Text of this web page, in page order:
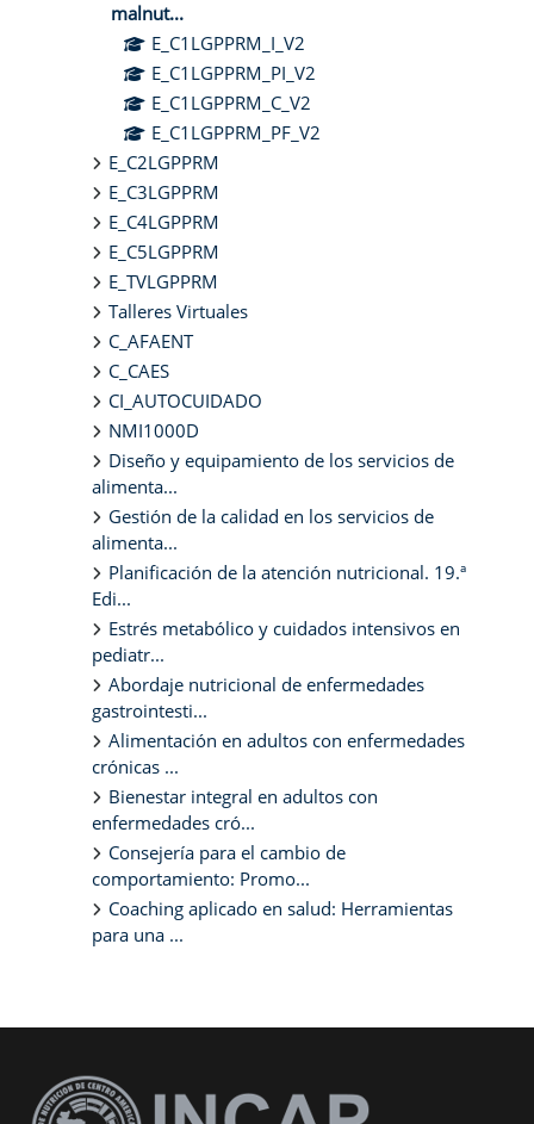
malnut...
E_C1LGPPRM_I_V2
E_C1LGPPRM_PI_V2
E_C1LGPPRM_C_V2
E_C1LGPPRM_PF_V2
E_C2LGPPRM
E_C3LGPPRM
E_C4LGPPRM
E_C5LGPPRM
E_TVLGPPRM
Talleres Virtuales
C_AFAENT
C_CAES
CI_AUTOCUIDADO
NMI1000D
Diseño y equipamiento de los servicios de
alimenta...
Gestión de la calidad en los servicios de
alimenta...
Planificación de la atención nutricional. 19.ª
Edi...
Estrés metabólico y cuidados intensivos en
pediatr...
Abordaje nutricional de enfermedades
gastrointesti...
Alimentación en adultos con enfermedades
crónicas ...
Bienestar integral en adultos con
enfermedades cró...
Consejería para el cambio de
comportamiento: Promo...
Coaching aplicado en salud: Herramientas
para una ...
Bloques suplementarios